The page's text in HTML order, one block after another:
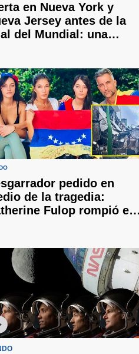
en Nueva York y
Jersey antes de la
del Mundial: una
pedido en
de la tragedia:
Fulop rompió en
a su
en Venezuela